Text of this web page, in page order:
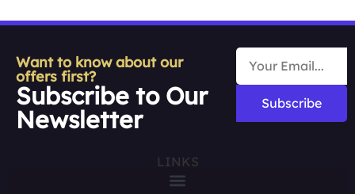
Want to know about our
offers first?
Subscribe to Our
Newsletter
Subscribe
LINKS